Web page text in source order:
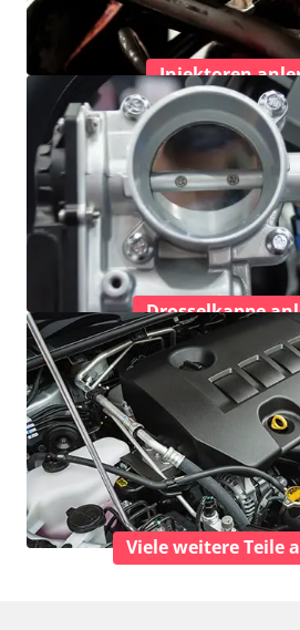
Injektoren
Drosselkappe
Viele weitere Teile